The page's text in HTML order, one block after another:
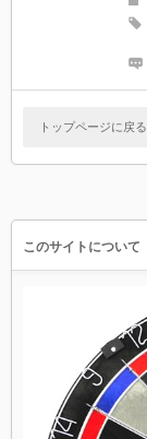
トップページに戻る
このサイトについて